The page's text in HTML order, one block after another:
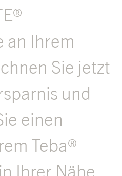
an Ihrem
Sie jetzt
und
einen
Teba®
Ihrer Nähe.